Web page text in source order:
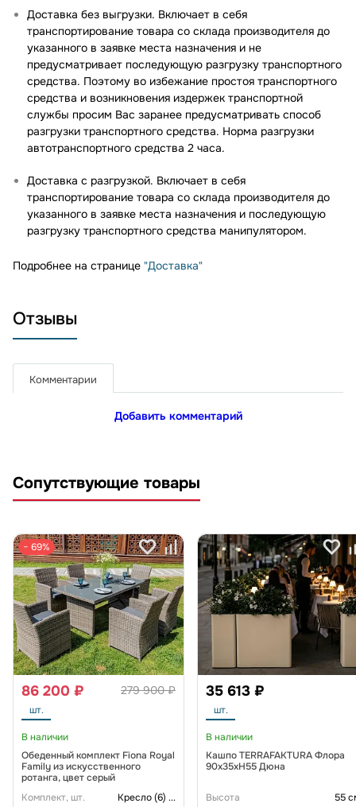
Доставка без выгрузки. Включает в себя
транспортирование товара со склада производителя до
указанного в заявке места назначения и не
предусматривает последующую разгрузку транспортного
средства. Поэтому во избежание простоя транспортного
средства и возникновения издержек транспортной
службы просим Вас заранее предусматривать способ
разгрузки транспортного средства. Норма разгрузки
автотранспортного средства 2 часа.
Доставка с разгрузкой. Включает в себя
транспортирование товара со склада производителя до
указанного в заявке места назначения и последующую
разгрузку транспортного средства манипулятором.
Подробнее на странице "Доставка"
Отзывы
Комментарии
Добавить комментарий
Сопутствующие товары
− 69%
279 900 ₽
86 200 ₽
шт.
В наличии
Обеденный комплект Fiona Royal
Family из искусственного
ротанга, цвет серый
Комплект, шт.
Кресло (6) ...
35 613 ₽
шт.
В наличии
Кашпо TERRAFAKTURA Флора
90x35xH55 Дюна
Высота
55